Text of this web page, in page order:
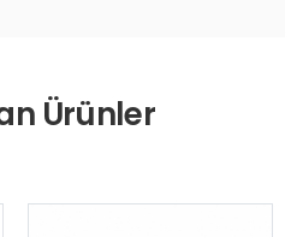
Ürünler